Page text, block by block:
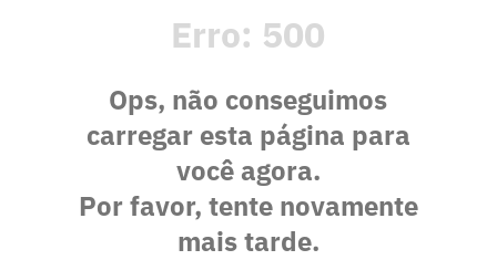
Erro: 500
Ops, não conseguimos
carregar esta página para
você agora.
Por favor, tente novamente
mais tarde.